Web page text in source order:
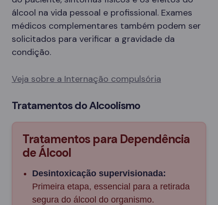
álcool na vida pessoal e profissional. Exames
médicos complementares também podem ser
solicitados para verificar a gravidade da
condição.
Veja sobre a Internação compulsória
Tratamentos do Alcoolismo
Tratamentos para Dependência
de Álcool
Desintoxicação supervisionada:
Primeira etapa, essencial para a retirada
segura do álcool do organismo.